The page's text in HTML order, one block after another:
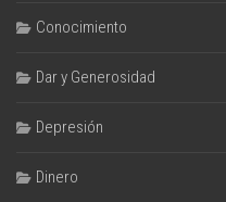
Conocimiento
Dar y Generosidad
Depresión
Dinero